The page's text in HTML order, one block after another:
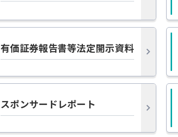
有価証券報告書等法定開示資料
スポンサードレポート